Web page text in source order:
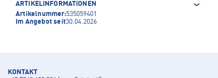
ARTIKELINFORMATIONEN
Artikelnummer:535059401
Im Angebot seit30.04.2026
KONTAKT